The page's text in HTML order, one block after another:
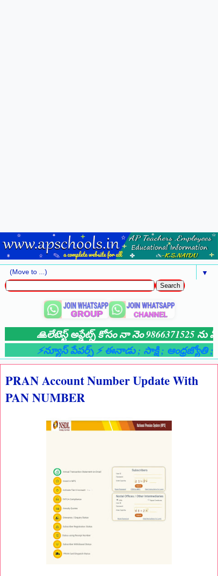
▼
🙏లేటెస్ట్ అప్డేట్స్ కోసం నా నెం 9866371525 ను
⚡న్యూస్ పేపర్స్ ⚡ ఈనాడు; సాక్షి; ఆంధ్రజ్యోతి;
PRAN Account Number Update With
PAN NUMBER